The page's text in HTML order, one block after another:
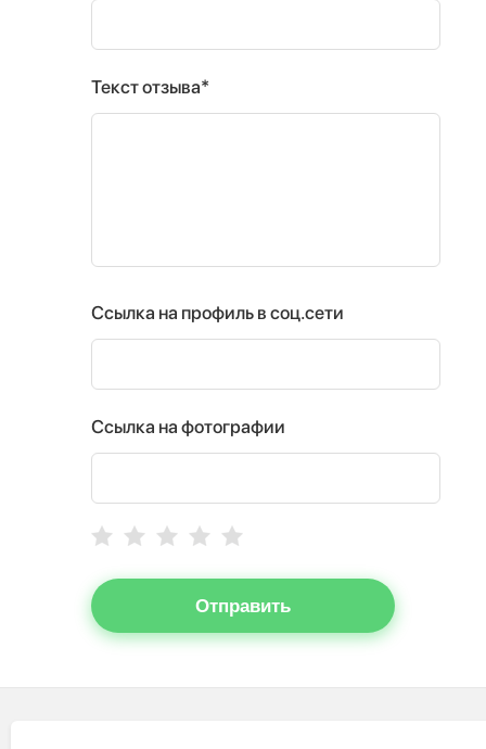
Текст отзыва*
Ссылка на профиль в соц.сети
Ссылка на фотографии
Отправить